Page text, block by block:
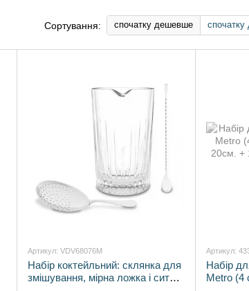
Сортування: спочатку дешевше спочатку
Артикул: VDV68076M
Набір коктейльний: склянка для
змішування, мірна ложка і сито
Артикул:
Набір
Metro (4